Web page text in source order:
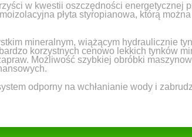
w kwestii oszczędności energetycznej
płyta styropianowa, którą
mineralnym, wiążącym hydraulicznie
korzystnych cenowo lekkich tynków
Możliwość szybkiej obróbki
odporny na wchłanianie wody i